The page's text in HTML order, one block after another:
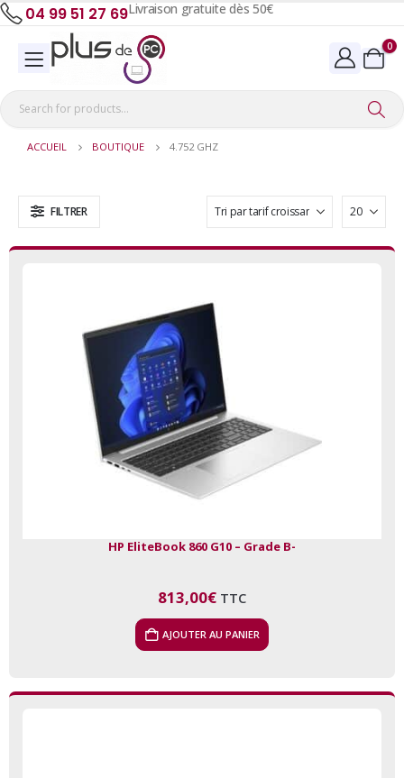
04 99 51 27 69Livraison gratuite dès 50€
0
ACCUEIL BOUTIQUE 4.752 GHZ
FILTRER
HP EliteBook 860 G10 – Grade B-
813,00€ TTC
AJOUTER AU PANIER